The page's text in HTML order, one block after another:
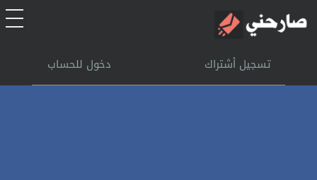
الرئيسيةتسجيل أشتراك دخول للحساب